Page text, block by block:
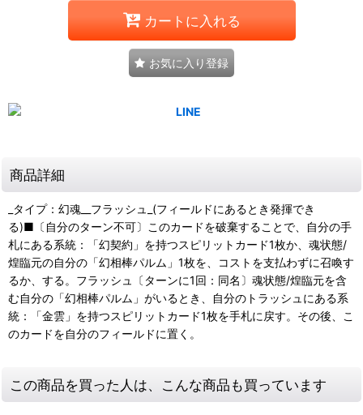
カートに入れる
お気に入り登録
商品詳細
_タイプ：幻魂__フラッシュ_(フィールドにあるとき発揮でき
る)■〔自分のターン不可〕このカードを破棄することで、自分の手
札にある系統：「幻契約」を持つスピリットカード1枚か、魂状態/
煌臨元の自分の「幻相棒パルム」1枚を、コストを支払わずに召喚す
るか、する。フラッシュ〔ターンに1回：同名〕魂状態/煌臨元を含
む自分の「幻相棒パルム」がいるとき、自分のトラッシュにある系
統：「金雲」を持つスピリットカード1枚を手札に戻す。その後、こ
のカードを自分のフィールドに置く。
この商品を買った人は、こんな商品も買っています